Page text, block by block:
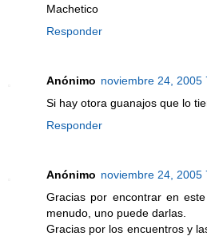
Machetico
Responder
Anónimo noviembre 24, 2005
Si hay otora guanajos que lo
Responder
Anónimo noviembre 24, 2005
Gracias por encontrar en
menudo, uno puede darlas.
Gracias por los encuentros y